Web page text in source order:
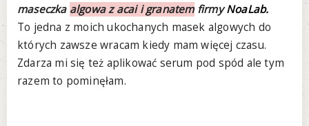
maseczka algowa z acai i granatemfirmyNoaLab.
To jedna z moich ukochanych masek algowych do
których zawsze wracam kiedy mam więcej czasu.
Zdarza mi się też aplikować serum pod spód ale tym
razem to pominęłam.